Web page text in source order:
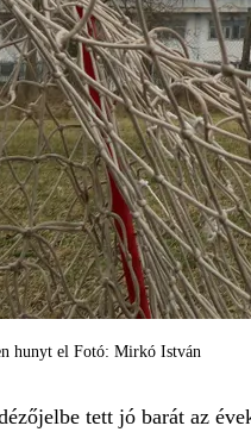
hunyt el Fotó: Mirkó István
tett jó barát az